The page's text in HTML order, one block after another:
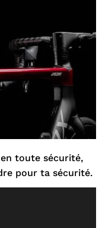
toute sécurité,
pour ta sécurité.